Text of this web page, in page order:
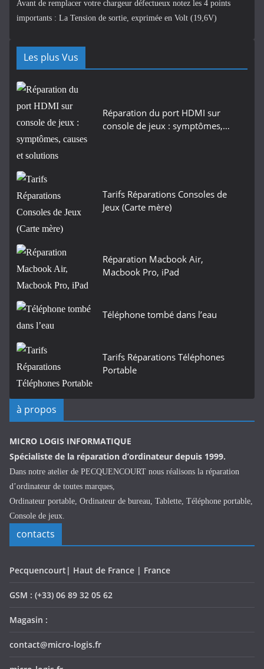
Avant de remplacer votre chargeur défectueux notez les 4 points
importants : La Tension de sortie, exprimée en Volt (19,6V)
Les plus Vus
Réparation du port HDMI sur
console de jeux : symptômes,…
Tarifs Réparations Consoles de
Jeux (Carte mère)
Réparation Macbook Air,
Macbook Pro, iPad
Téléphone tombé dans l’eau
Tarifs Réparations Téléphones
Portable
à propos
MICRO LOGIS INFORMATIQUE
Spécialiste de la réparation d’ordinateur depuis 1999.
Dans notre atelier de PECQUENCOURT nous réalisons la réparation
d’ordinateur de toutes marques,
Ordinateur portable, Ordinateur de bureau, Tablette, Téléphone portable,
Console de jeux.
contacts
Pecquencourt| Haut de France | France
GSM : (+33) 06 89 32 05 62
Magasin :
contact@micro-logis.fr